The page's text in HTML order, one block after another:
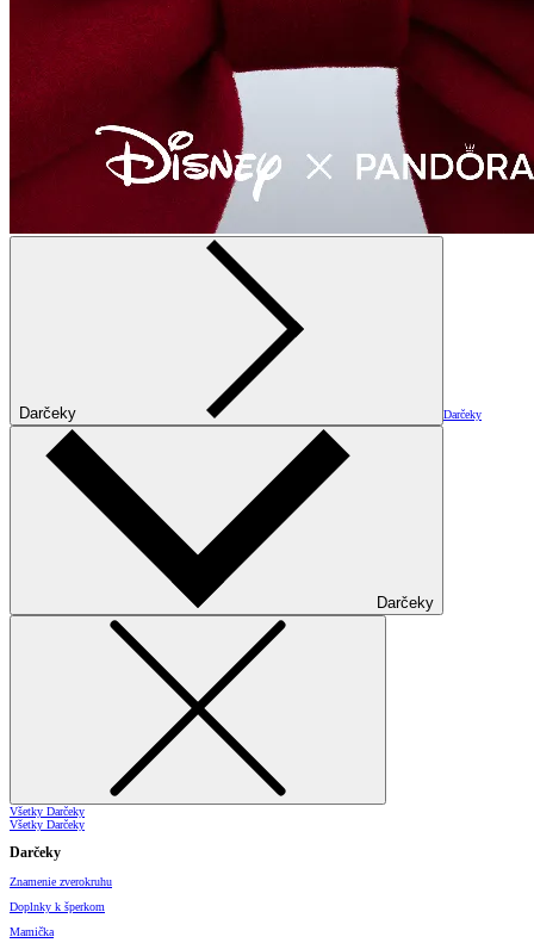
Darčeky Darčeky
Darčeky
Všetky Darčeky
Všetky Darčeky
Darčeky
Znamenie zverokruhu
Doplnky k šperkom
Mamička